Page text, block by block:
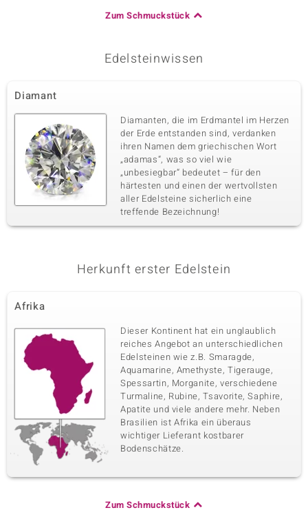
Herkunft
I2 (I) Diamant
Karatgewicht Summe
0,005 ct
Schliff
Rundschliff
Fassung
Krappenfassung
Herkunft
Afrika
Vierter Edelstein
Rundschliff
Zum Schmuckstück
Edelsteinwissen
Diamant
Diamanten, die im Erdmantel im Herzen
der Erde entstanden sind, verdanken
ihren Namen dem griechischen Wort
„adamas“, was so viel wie
„unbesiegbar“ bedeutet – für den
härtesten und einen der wertvollsten
aller Edelsteine sicherlich eine
treffende Bezeichnung!
Herkunft erster Edelstein
Afrika
Dieser Kontinent hat ein unglaublich
reiches Angebot an unterschiedlichen
Edelsteinen wie z.B. Smaragde,
Aquamarine, Amethyste, Tigerauge,
Spessartin, Morganite, verschiedene
Turmaline, Rubine, Tsavorite, Saphire,
Apatite und viele andere mehr. Neben
Brasilien ist Afrika ein überaus
wichtiger Lieferant kostbarer
Bodenschätze.
Zum Schmuckstück